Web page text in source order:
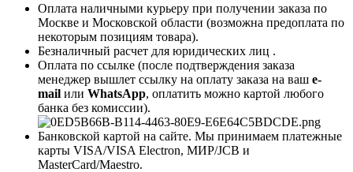
Оплата наличными курьеру при получении заказа по
Москве и Московской области (возможна предоплата по
некоторым позициям товара).
Безналичный расчет для юридических лиц .
Оплата по ссылке (после подтверждения заказа
менеджер вышлет ссылку на оплату заказа на ваш e-
mail или WhatsApp, оплатить можно картой любого
банка без комиссии).
Банковской картой на сайте. Мы принимаем платежные
карты VISA/VISA Electron, МИР/JCB и
MasterCard/Maestro.